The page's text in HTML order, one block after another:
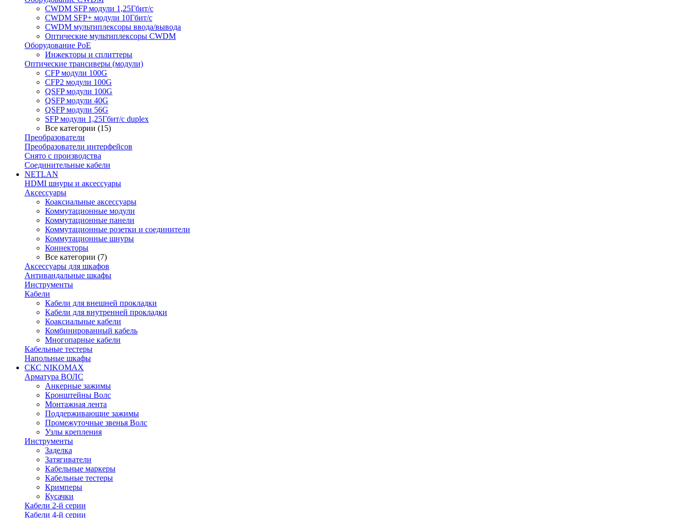
CWDM SFP модули 1,25Гбит/с
CWDM SFP+ модули 10Гбит/с
CWDM мультиплексоры ввода/вывода
Оптические мультиплексоры CWDM
Оборудование PoE
Инжекторы и сплиттеры
Оптические трансиверы (модули)
CFP модули 100G
CFP2 модули 100G
QSFP модули 100G
QSFP модули 40G
QSFP модули 56G
SFP модули 1,25Гбит/с duplex
Все категории (15)
Преобразователи
Преобразователи интерфейсов
Снято с производства
Соединительные кабели
NETLAN
HDMI шнуры и аксессуары
Аксессуары
Коаксиальные аксессуары
Коммутационные модули
Коммутационные панели
Коммутационные розетки и соединители
Коммутационные шнуры
Коннекторы
Все категории (7)
Аксессуары для шкафов
Антивандальные шкафы
Инструменты
Кабели
Кабели для внешней прокладки
Кабели для внутренней прокладки
Коаксиальные кабели
Комбинированный кабель
Многопарные кабели
Кабельные тестеры
Напольные шкафы
СКС NIKOMAX
Арматура ВОЛС
Анкерные зажимы
Кронштейны Волс
Монтажная лента
Поддерживающие зажимы
Промежуточные звенья Волс
Узлы крепления
Инструменты
Заделка
Затягиватели
Кабельные маркеры
Кабельные тестеры
Кримперы
Кусачки
Кабели 2-й серии
Кабели 4-й серии